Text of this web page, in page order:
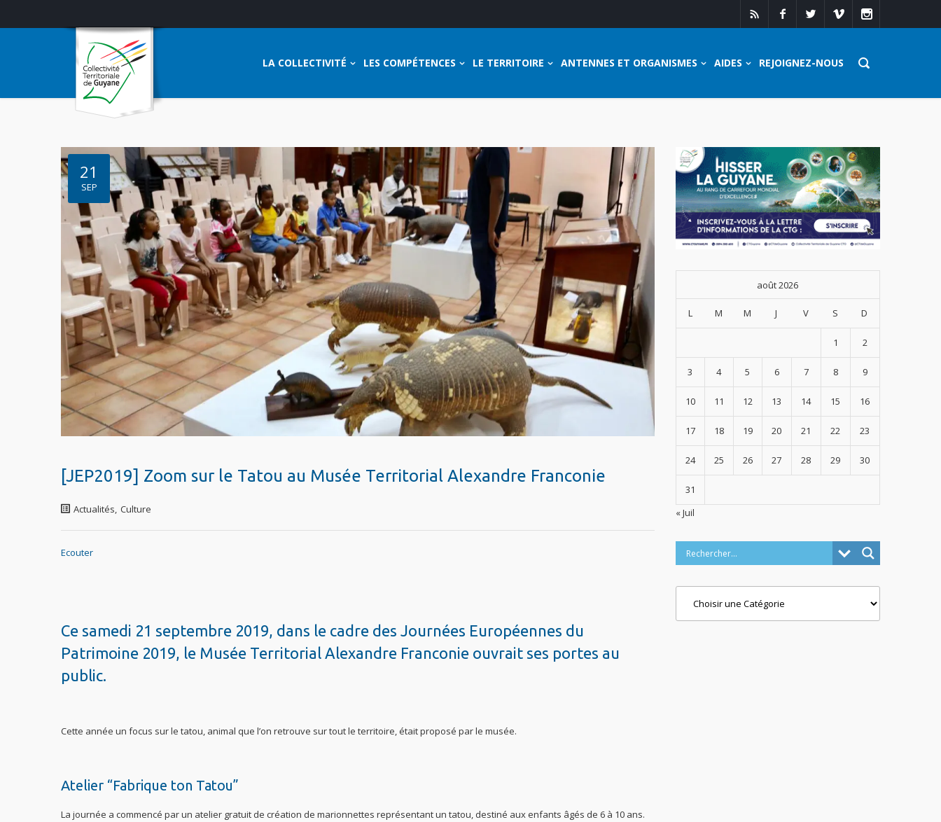
LA COLLECTIVITÉ LES COMPÉTENCES LE TERRITOIRE ANTENNES ET ORGANISMES AIDES REJOIGNEZ-NOUS
21
SEP
[JEP2019] Zoom sur le Tatou au Musée Territorial Alexandre Franconie
Actualités, Culture
Ecouter
Ce samedi 21 septembre 2019, dans le cadre des Journées Européennes du
Patrimoine 2019, le Musée Territorial Alexandre Franconie ouvrait ses portes au
public.
Cette année un focus sur le tatou, animal que l’on retrouve sur tout le territoire, était proposé par le musée.
Atelier “Fabrique ton Tatou”
La journée a commencé par un atelier gratuit de création de marionnettes représentant un tatou, destiné aux enfants âgés de 6 à 10 ans.
août 2026
L M M J V S D
1 2
3 4 5 6 7 8 9
10 11 12 13 14 15 16
17 18 19 20 21 22 23
24 25 26 27 28 29 30
31
« Juil